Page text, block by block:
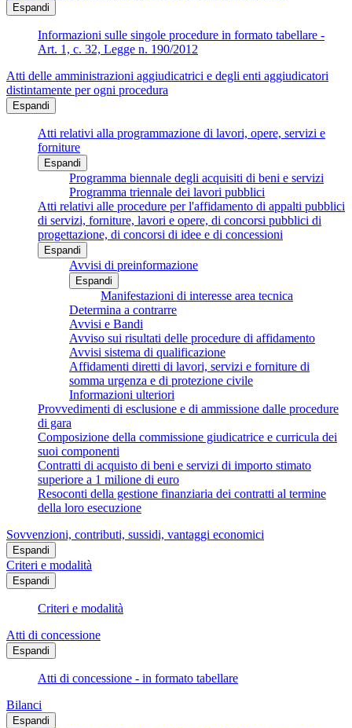
Espandi
Informazioni sulle singole procedure in formato tabellare -
Art. 1, c. 32, Legge n. 190/2012
Atti delle amministrazioni aggiudicatrici e degli enti aggiudicatori
distintamente per ogni procedura
Espandi
Atti relativi alla programmazione di lavori, opere, servizi e
forniture
Espandi
Programma biennale degli acquisiti di beni e servizi
Programma triennale dei lavori pubblici
Atti relativi alle procedure per l'affidamento di appalti pubblici
di servizi, forniture, lavori e opere, di concorsi pubblici di
progettazione, di concorsi di idee e di concessioni
Espandi
Avvisi di preinformazione
Espandi
Manifestazioni di interesse area tecnica
Determina a contrarre
Avvisi e Bandi
Avviso sui risultati delle procedure di affidamento
Avvisi sistema di qualificazione
Affidamenti diretti di lavori, servizi e forniture di
somma urgenza e di protezione civile
Informazioni ulteriori
Provvedimenti di esclusione e di ammissione dalle procedure
di gara
Composizione della commissione giudicatrice e curricula dei
suoi componenti
Contratti di acquisto di beni e servizi di importo stimato
superiore a 1 milione di euro
Resoconti della gestione finanziaria dei contratti al termine
della loro esecuzione
Sovvenzioni, contributi, sussidi, vantaggi economici
Espandi
Criteri e modalità
Espandi
Criteri e modalità
Atti di concessione
Espandi
Atti di concessione - in formato tabellare
Bilanci
Espandi